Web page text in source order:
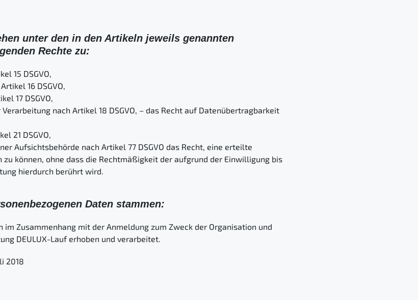
unter den in den Artikeln jeweils genannten
Rechte zu:
15 DSGVO,
16 DSGVO,
17 DSGVO,
nach Artikel 18 DSGVO, – das Recht auf Datenübertragbarkeit
21 DSGVO,
Aufsichtsbehörde nach Artikel 77 DSGVO das Recht, eine erteilte
können, ohne dass die Rechtmäßigkeit der aufgrund der Einwilligung bis
hierdurch berührt wird.
Daten stammen:
im Zusammenhang mit der Anmeldung zum Zweck der Organisation und
DEULUX-Lauf erhoben und verarbeitet.
2018